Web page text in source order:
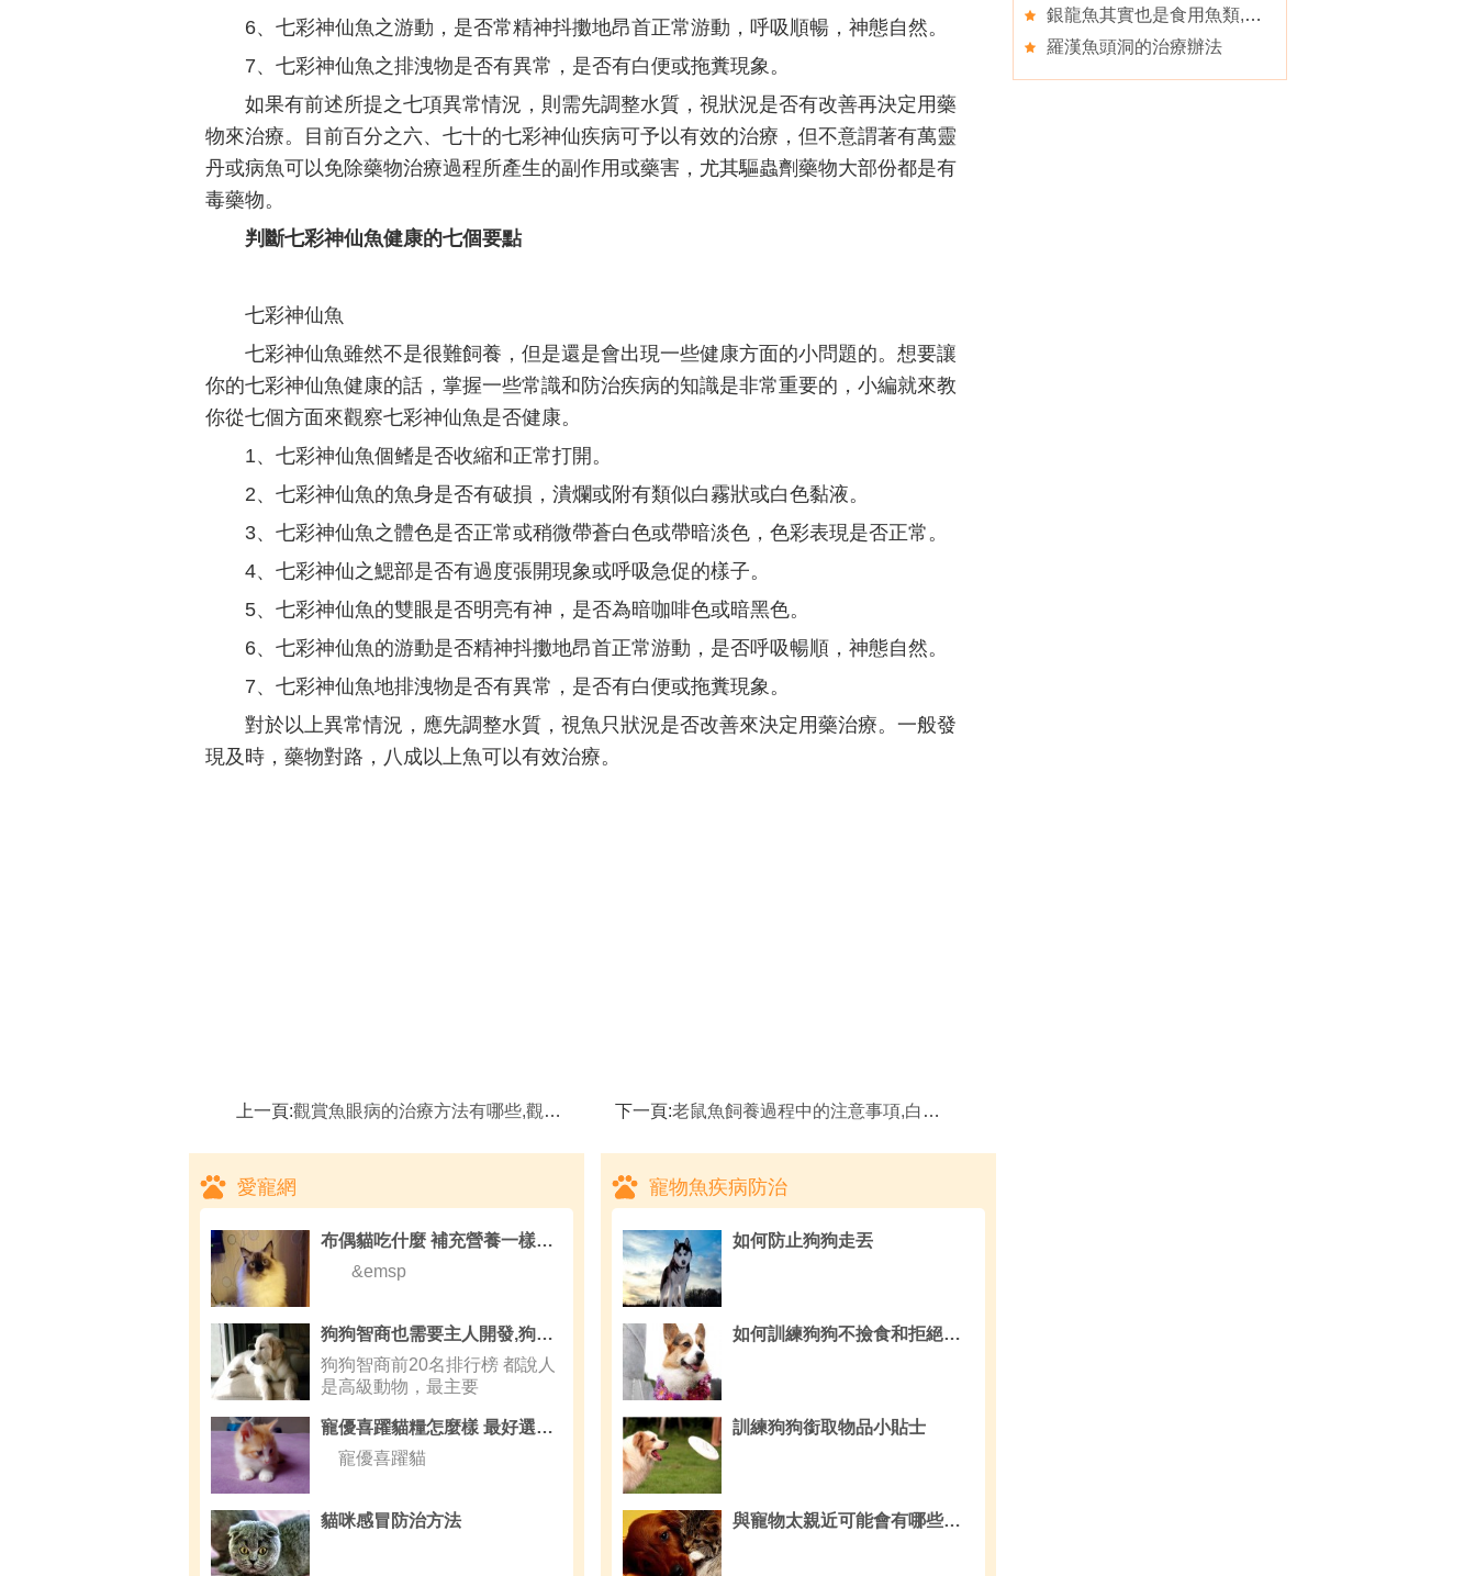
6、七彩神仙魚之游動，是否常精神抖擻地昂首正常游動，呼吸順暢，神態自然。
7、七彩神仙魚之排洩物是否有異常，是否有白便或拖糞現象。
如果有前述所提之七項異常情況，則需先調整水質，視狀況是否有改善再決定用藥
物來治療。目前百分之六、七十的七彩神仙疾病可予以有效的治療，但不意謂著有萬靈
丹或病魚可以免除藥物治療過程所產生的副作用或藥害，尤其驅蟲劑藥物大部份都是有
毒藥物。
判斷七彩神仙魚健康的七個要點
七彩神仙魚
七彩神仙魚雖然不是很難飼養，但是還是會出現一些健康方面的小問題的。想要讓
你的七彩神仙魚健康的話，掌握一些常識和防治疾病的知識是非常重要的，小編就來教
你從七個方面來觀察七彩神仙魚是否健康。
1、七彩神仙魚個鳍是否收縮和正常打開。
2、七彩神仙魚的魚身是否有破損，潰爛或附有類似白霧狀或白色黏液。
3、七彩神仙魚之體色是否正常或稍微帶蒼白色或帶暗淡色，色彩表現是否正常。
4、七彩神仙之鰓部是否有過度張開現象或呼吸急促的樣子。
5、七彩神仙魚的雙眼是否明亮有神，是否為暗咖啡色或暗黑色。
6、七彩神仙魚的游動是否精神抖擻地昂首正常游動，是否呼吸暢順，神態自然。
7、七彩神仙魚地排洩物是否有異常，是否有白便或拖糞現象。
對於以上異常情況，應先調整水質，視魚只狀況是否改善來決定用藥治療。一般發
現及時，藥物對路，八成以上魚可以有效治療。
上一頁:觀賞魚眼病的治療方法有哪些,觀賞魚失明的原因有哪些 下一頁:老鼠魚飼養過程中的注意事項,白鼠魚的養護要點
愛寵網
布偶貓吃什麼 補充營養一樣非常重要
&emsp
狗狗智商也需要主人開發,狗狗智商前20名排行榜
狗狗智商前20名排行榜 都說人
是高級動物，最主要
寵優喜躍貓糧怎麼樣 最好選擇進口天然糧
寵優喜躍貓
貓咪感冒防治方法
寵物魚疾病防治
如何防止狗狗走丟
如何訓練狗狗不撿食和拒絕陌生人的食物
訓練狗狗銜取物品小貼士
與寵物太親近可能會有哪些問題
銀龍魚其實也是食用魚類,銀龍魚可以食用嗎
羅漢魚頭洞的治療辦法